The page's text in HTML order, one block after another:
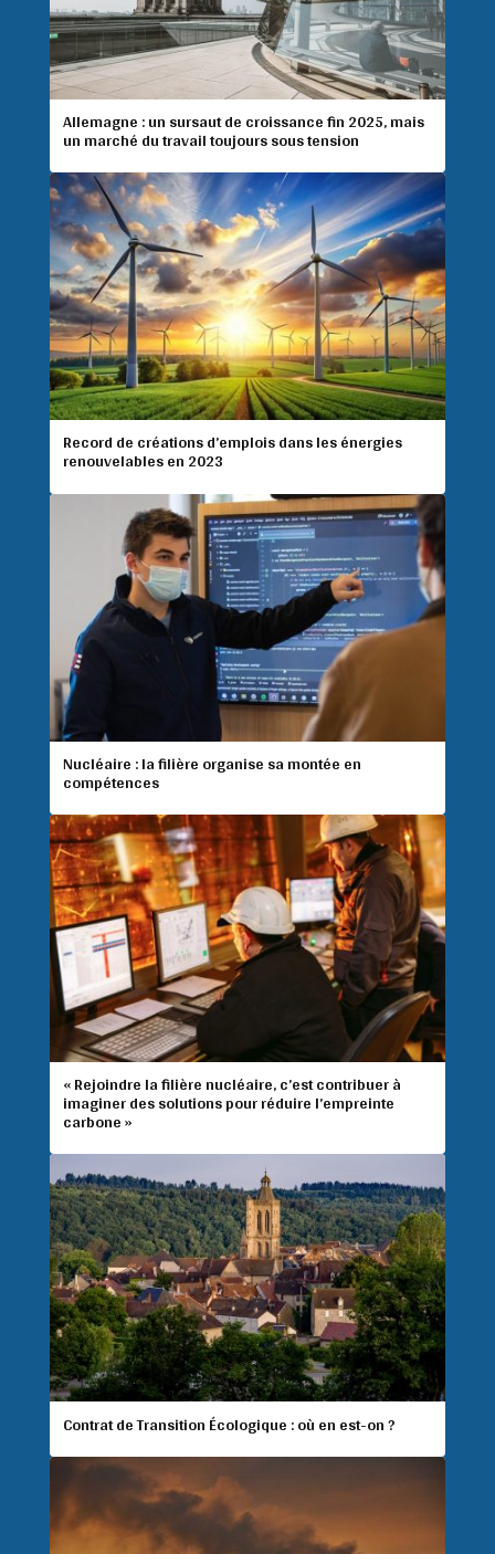
Allemagne : un sursaut de croissance fin 2025, mais
un marché du travail toujours sous tension
Record de créations d’emplois dans les énergies
renouvelables en 2023
Nucléaire : la filière organise sa montée en
compétences
« Rejoindre la filière nucléaire, c’est contribuer à
imaginer des solutions pour réduire l’empreinte
carbone »
Contrat de Transition Écologique : où en est-on ?